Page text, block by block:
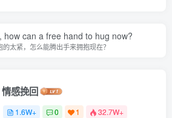
how can a free hand to hug now?
太紧，怎么能腾出手来拥抱现在？
情感挽回
1.6W+ 0 1 32.7W+